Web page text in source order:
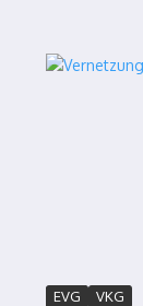
EVG VKG